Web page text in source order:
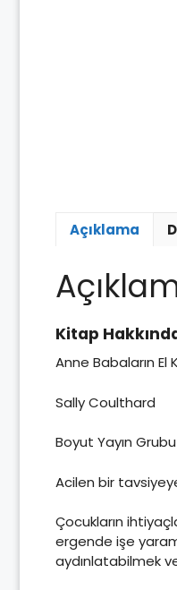
Açıklama
Kitap
Anne Babaların El
Sally Coulthard
Boyut Yayın
Acilen bir
Çocukların
ergende işe
aydınlatabilmek